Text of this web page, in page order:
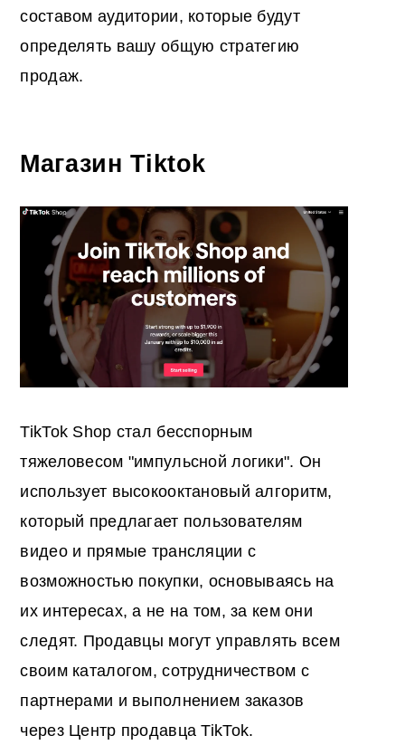
составом аудитории, которые будут
определять вашу общую стратегию
продаж.
Магазин Tiktok
TikTok Shop стал бесспорным
тяжеловесом "импульсной логики". Он
использует высокооктановый алгоритм,
который предлагает пользователям
видео и прямые трансляции с
возможностью покупки, основываясь на
их интересах, а не на том, за кем они
следят. Продавцы могут управлять всем
своим каталогом, сотрудничеством с
партнерами и выполнением заказов
через Центр продавца TikTok.